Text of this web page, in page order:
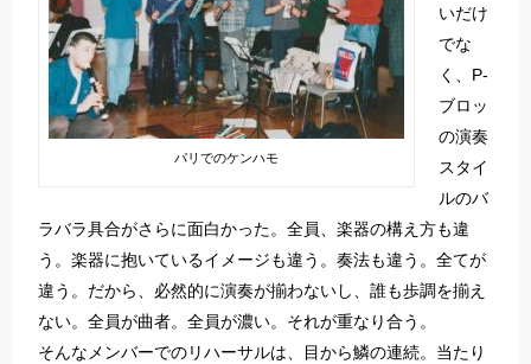
パリでのケンハモ
いだけ
でな
く、P-
ブロッ
の演奏
スタイ
ルのバ
ラバラ具合がさらに面白かった。全員、楽器の構え方も違
う。楽器に抱いているイメージも違う。奏法も違う。全てが
違う。だから、必然的に演奏が揃わないし、誰も歩調を揃え
ない。全員が曲者。全員が濃い。それが重なり合う。
そんなメンバーでのリハーサルは、目から鱗の連続。当たり